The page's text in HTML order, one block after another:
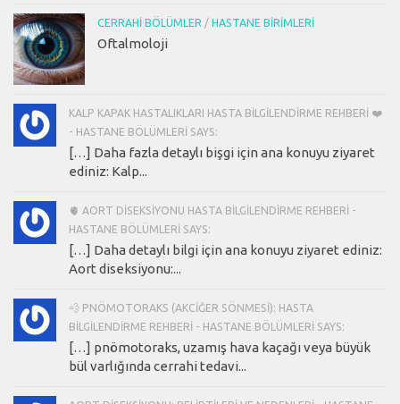
CERRAHI BÖLÜMLER / HASTANE BIRIMLERI
Oftalmoloji
KALP KAPAK HASTALIKLARI HASTA BILGILENDIRME REHBERI ❤️
- HASTANE BÖLÜMLERI SAYS:
[…] Daha fazla detaylı bişgi için ana konuyu ziyaret
ediniz: Kalp...
🫀 AORT DISEKSIYONU HASTA BILGILENDIRME REHBERI -
HASTANE BÖLÜMLERI SAYS:
[…] Daha detaylı bilgi için ana konuyu ziyaret ediniz:
Aort diseksiyonu:...
💨 PNÖMOTORAKS (AKCIĞER SÖNMESI): HASTA
BILGILENDIRME REHBERI - HASTANE BÖLÜMLERI SAYS:
[…] pnömotoraks, uzamış hava kaçağı veya büyük
bül varlığında cerrahi tedavi...